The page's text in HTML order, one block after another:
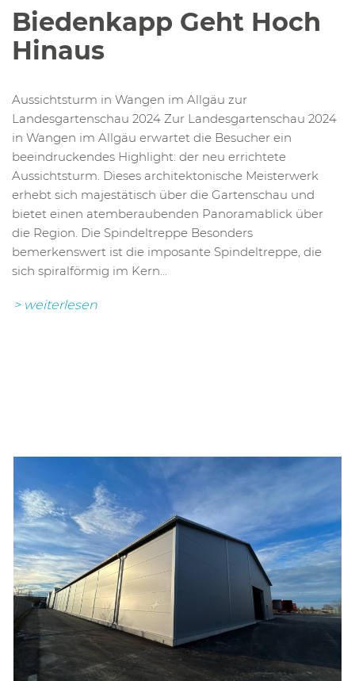
Biedenkapp Geht Hoch
Hinaus
Aussichtsturm in Wangen im Allgäu zur
Landesgartenschau 2024 Zur Landesgartenschau 2024
in Wangen im Allgäu erwartet die Besucher ein
beeindruckendes Highlight: der neu errichtete
Aussichtsturm. Dieses architektonische Meisterwerk
erhebt sich majestätisch über die Gartenschau und
bietet einen atemberaubenden Panoramablick über
die Region. Die Spindeltreppe Besonders
bemerkenswert ist die imposante Spindeltreppe, die
sich spiralförmig im Kern...
> weiterlesen